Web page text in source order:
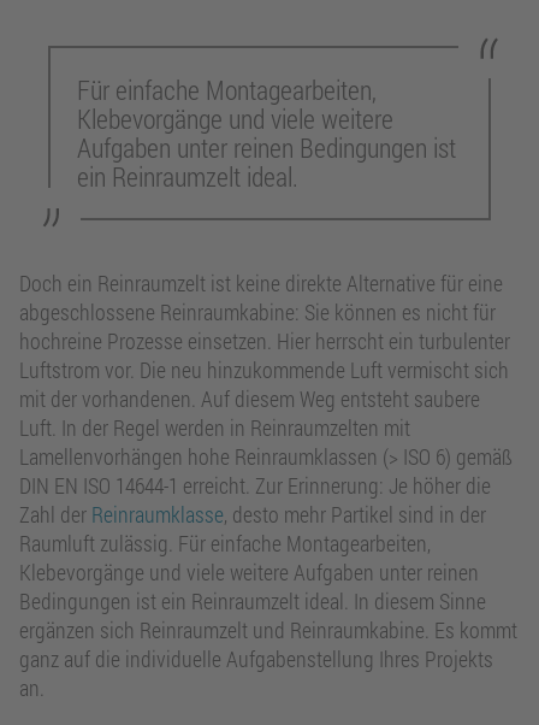
Für einfache Montagearbeiten,
Klebevorgänge und viele weitere
Aufgaben unter reinen Bedingungen ist
ein Reinraumzelt ideal.
Doch ein Reinraumzelt ist keine direkte Alternative für eine
abgeschlossene Reinraumkabine: Sie können es nicht für
hochreine Prozesse einsetzen. Hier herrscht ein turbulenter
Luftstrom vor. Die neu hinzukommende Luft vermischt sich
mit der vorhandenen. Auf diesem Weg entsteht saubere
Luft. In der Regel werden in Reinraumzelten mit
Lamellenvorhängen hohe Reinraumklassen (> ISO 6) gemäß
DIN EN ISO 14644-1 erreicht. Zur Erinnerung: Je höher die
Zahl der Reinraumklasse, desto mehr Partikel sind in der
Raumluft zulässig. Für einfache Montagearbeiten,
Klebevorgänge und viele weitere Aufgaben unter reinen
Bedingungen ist ein Reinraumzelt ideal. In diesem Sinne
ergänzen sich Reinraumzelt und Reinraumkabine. Es kommt
ganz auf die individuelle Aufgabenstellung Ihres Projekts
an.